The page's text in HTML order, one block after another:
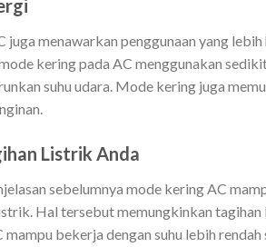
juga menawarkan penggunaan yang
kering pada AC menggunakan
suhu udara. Mode kering juga
Listrik Anda
sebelumnya mode kering AC
Hal tersebut memungkinkan
bekerja dengan suhu lebih